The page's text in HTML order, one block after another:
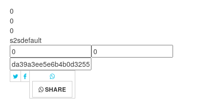
0
0
0
s2sdefault
SHARE